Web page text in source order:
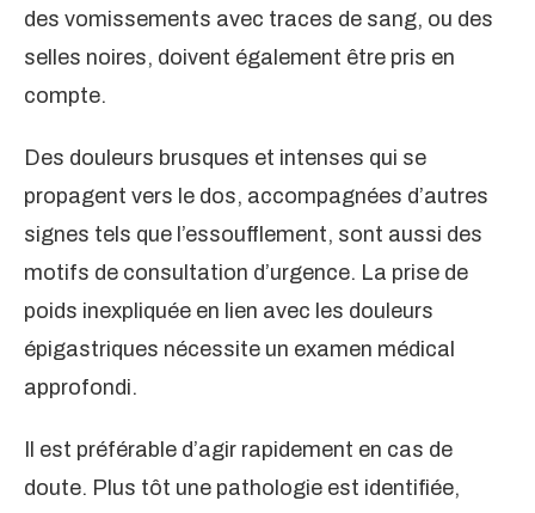
des vomissements avec traces de sang, ou des
selles noires, doivent également être pris en
compte.
Des douleurs brusques et intenses qui se
propagent vers le dos, accompagnées d’autres
signes tels que l’essoufflement, sont aussi des
motifs de consultation d’urgence. La prise de
poids inexpliquée en lien avec les douleurs
épigastriques nécessite un examen médical
approfondi.
Il est préférable d’agir rapidement en cas de
doute. Plus tôt une pathologie est identifiée,